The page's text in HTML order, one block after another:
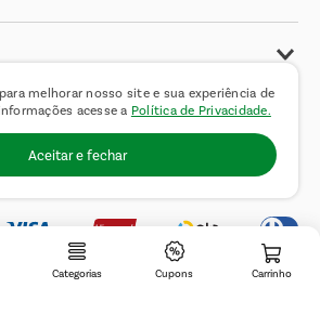
melhorar nosso site e sua experiência de
acesse a Política de Privacidade.
Aceitar e fechar
Categorias Cupons